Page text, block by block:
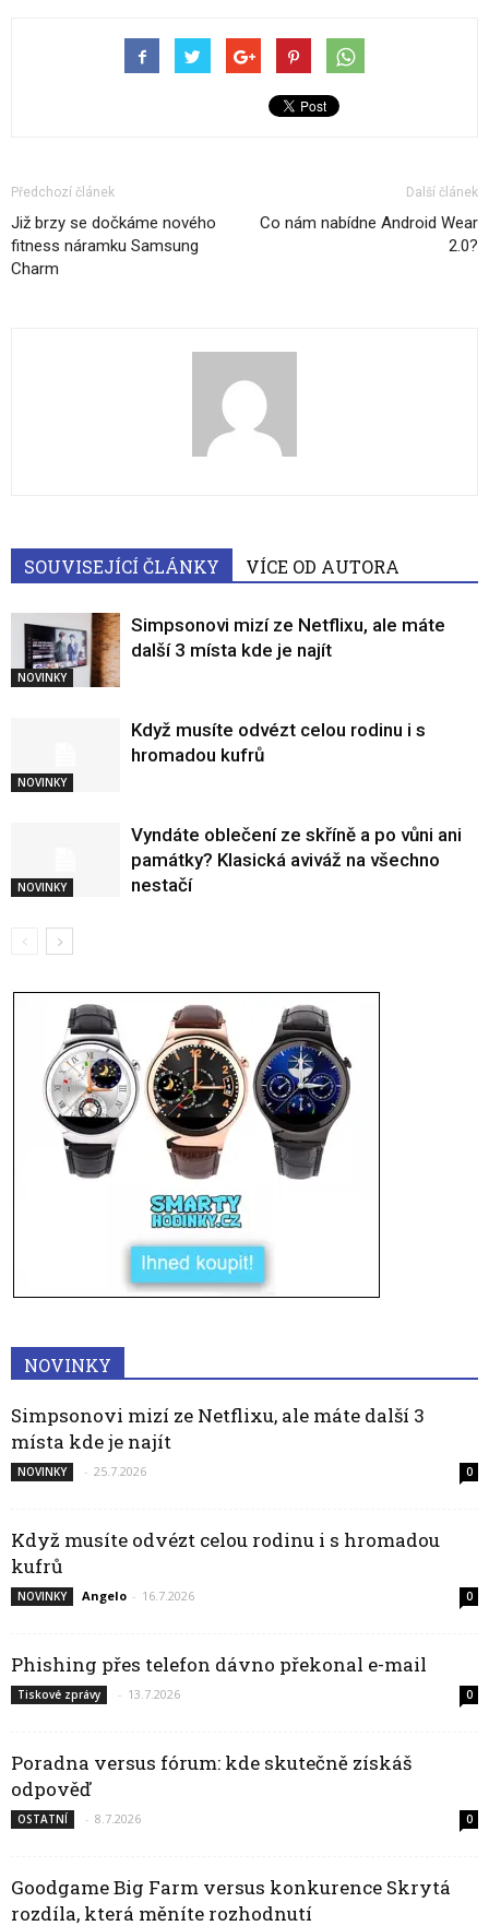
Předchozí článek
Již brzy se dočkáme nového
fitness náramku Samsung
Charm
Další článek
Co nám nabídne Android Wear
2.0?
SOUVISEJÍCÍ ČLÁNKY VÍCE OD AUTORA
NOVINKY
Simpsonovi mizí ze Netflixu, ale máte
další 3 místa kde je najít
NOVINKY
Když musíte odvézt celou rodinu i s
hromadou kufrů
NOVINKY
Vyndáte oblečení ze skříně a po vůni ani
památky? Klasická aviváž na všechno
nestačí
NOVINKY
Simpsonovi mizí ze Netflixu, ale máte další 3
místa kde je najít
NOVINKY - 25.7.2026 0
Když musíte odvézt celou rodinu i s hromadou
kufrů
NOVINKY Angelo - 16.7.2026 0
Phishing přes telefon dávno překonal e-mail
Tiskové zprávy - 13.7.2026 0
Poradna versus fórum: kde skutečně získáš
odpověď
OSTATNÍ - 8.7.2026 0
Goodgame Big Farm versus konkurence Skrytá
rozdíla, která měníte rozhodnutí